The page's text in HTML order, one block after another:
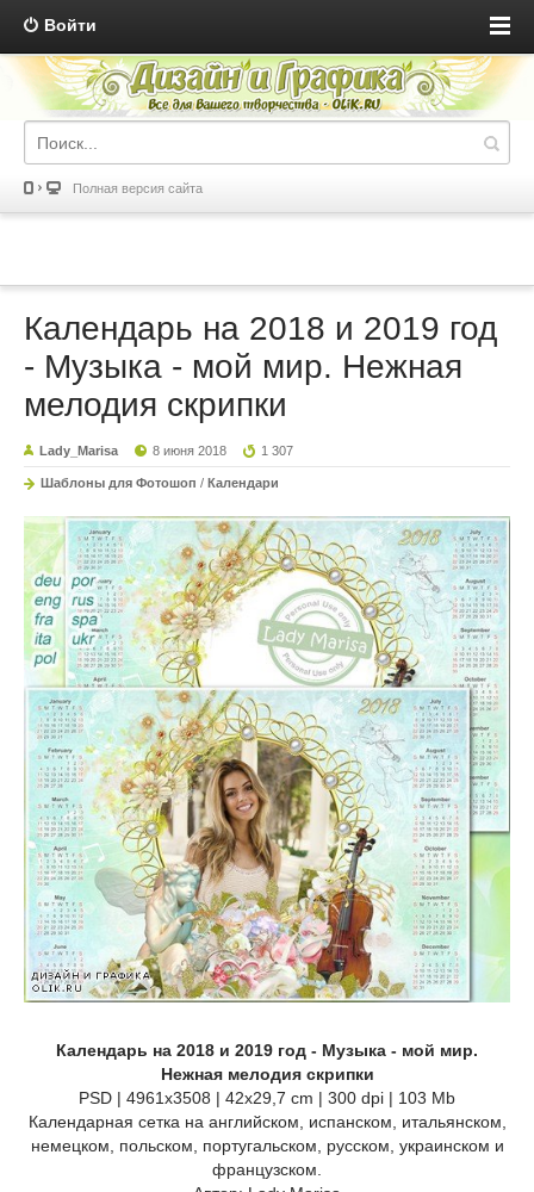
Войти
Полная версия сайта
Календарь на 2018 и 2019 год
- Музыка - мой мир. Нежная
мелодия скрипки
Lady_Marisa 8 июня 2018 1 307
Шаблоны для Фотошоп / Календари
Календарь на 2018 и 2019 год - Музыка - мой мир.
Нежная мелодия скрипки
PSD | 4961х3508 | 42х29,7 cm | 300 dpi | 103 Mb
Календарная сетка на английском, испанском, итальянском,
немецком, польском, португальском, русском, украинском и
французском.